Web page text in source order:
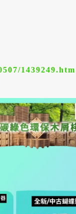
1439249.htm